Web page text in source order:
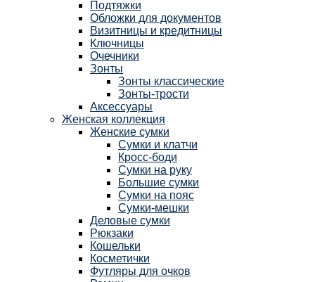
Подтяжки
Обложки для документов
Визитницы и кредитницы
Ключницы
Очечники
Зонты
Зонты классические
Зонты-трости
Аксессуары
Женская коллекция
Женские сумки
Сумки и клатчи
Кросс-боди
Сумки на руку
Большие сумки
Сумки на пояс
Сумки-мешки
Деловые сумки
Рюкзаки
Кошельки
Косметички
Футляры для очков